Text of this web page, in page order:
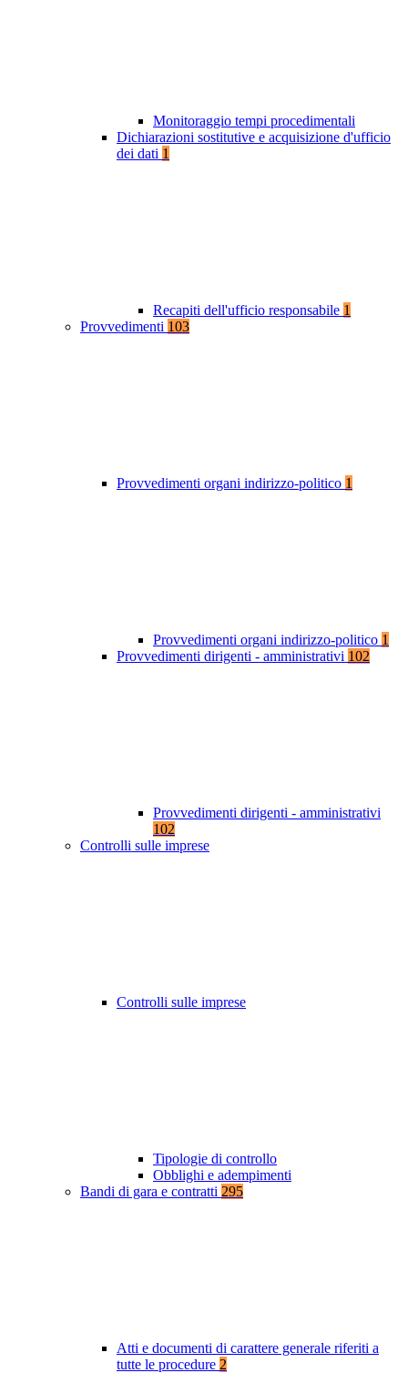
Monitoraggio tempi procedimentali
Dichiarazioni sostitutive e acquisizione d'ufficio
dei dati 1
Recapiti dell'ufficio responsabile 1
Provvedimenti 103
Provvedimenti organi indirizzo-politico 1
Provvedimenti organi indirizzo-politico 1
Provvedimenti dirigenti - amministrativi 102
Provvedimenti dirigenti - amministrativi
102
Controlli sulle imprese
Controlli sulle imprese
Tipologie di controllo
Obblighi e adempimenti
Bandi di gara e contratti 295
Atti e documenti di carattere generale riferiti a
tutte le procedure 2